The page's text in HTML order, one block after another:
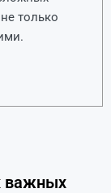
только
важных